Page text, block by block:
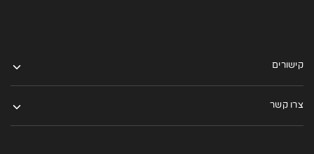
קישורים
צרו קשר